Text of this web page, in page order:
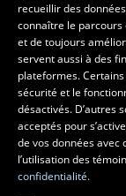
Ressources
monPortail
MESURES
Composer le418
recueillir des
connaître le parcours
et de toujours
servent aussi à des
plateformes.
sécurité et le
désactivés. D’autres
acceptés pour
de vos données avec
l’utilisation des
confidentialité.